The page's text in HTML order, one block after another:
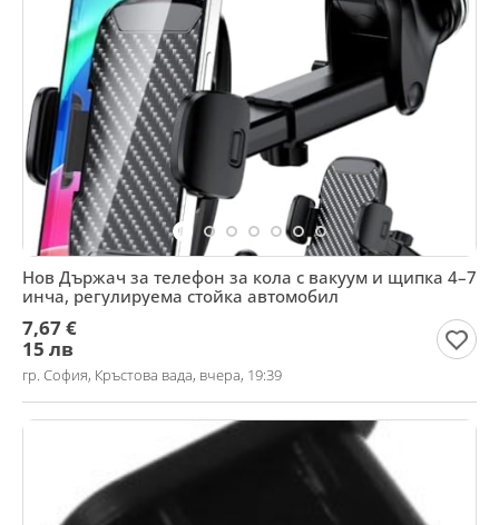
Нов Държач за телефон за кола с вакуум и щипка 4–7
инча, регулируема стойка автомобил
7,67 €
15 лв
гр. София, Кръстова вада, вчера, 19:39